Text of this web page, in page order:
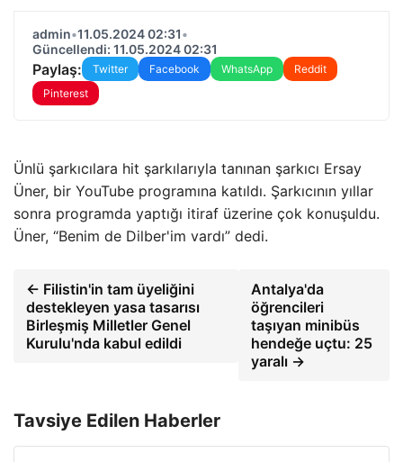
admin•11.05.2024 02:31•
Güncellendi: 11.05.2024 02:31
Paylaş: Twitter Facebook WhatsApp
Reddit
Pinterest
Ünlü şarkıcılara hit şarkılarıyla tanınan şarkıcı Ersay
Üner, bir YouTube programına katıldı. Şarkıcının yıllar
sonra programda yaptığı itiraf üzerine çok konuşuldu.
Üner, “Benim de Dilber'im vardı” dedi.
← Filistin'in tam üyeliğini
destekleyen yasa tasarısı
Birleşmiş Milletler Genel
Kurulu'nda kabul edildi
Antalya'da
öğrencileri
taşıyan minibüs
hendeğe uçtu: 25
yaralı →
Tavsiye Edilen Haberler